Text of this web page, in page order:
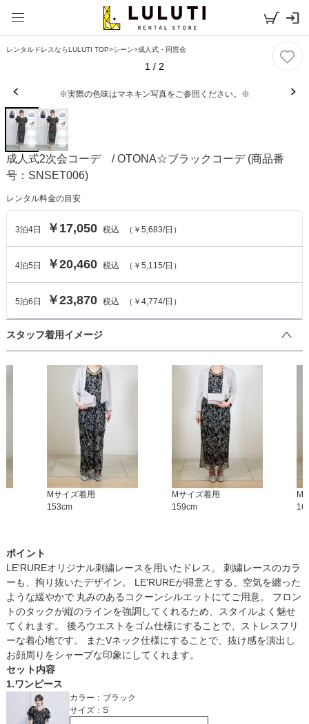
レンタルドレスならLULUTI TOP>シーン>成人式・同窓会
1 / 2
※実際の色味はマネキン写真をご参照ください。※
成人式2次会コーデ / OTONA☆ブラックコーデ(商品番
号：SNSET006)
レンタル料金の目安
3泊4日 ￥17,050 税込 （ ￥5,683/日）
4泊5 日 ￥20,460 税込 （ ￥5,115/日）
5泊6 日 ￥23,870 税込 （ ￥4,774/日）
スタッフ着用イメージ
Mサイズ着用
153cm
Mサイズ着用
159cm
M
ポイント
LE'RUREオリジナル刺繍レースを用いたドレス。 刺繍レースのカラ
ーも、拘り抜いたデザイン。 LE'RUREが得意とする、空気を纏った
ような緩やかで 丸みのあるコクーンシルエットにてご用意。 フロン
トのタックが縦のラインを強調してくれるため、スタイルよく魅せ
てくれます。 後ろウエストをゴム仕様にすることで、ストレスフリ
ーな着心地です。 またVネック仕様にすることで、抜け感を演出し
お顔周りをシャープな印象にしてくれます。
セット内容
1.ワンピース
カラー： ブラック
サイズ： S